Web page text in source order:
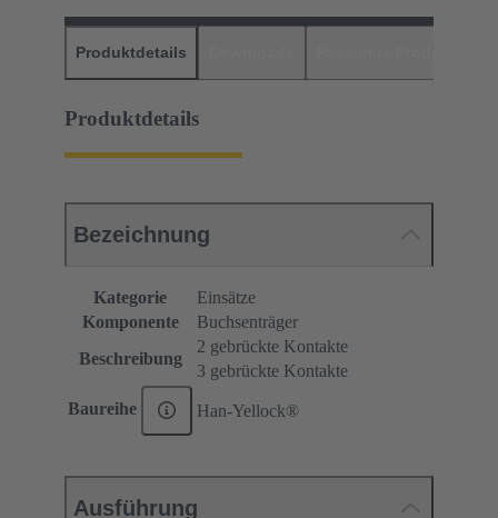
Produktdetails
Produktdetails
Bezeichnung
Kategorie
Einsätze
Komponente
Buchsenträger
Beschreibung
2 gebrückte Kontakte
3 gebrückte Kontakte
Baureihe Han-Yellock®
Ausführung